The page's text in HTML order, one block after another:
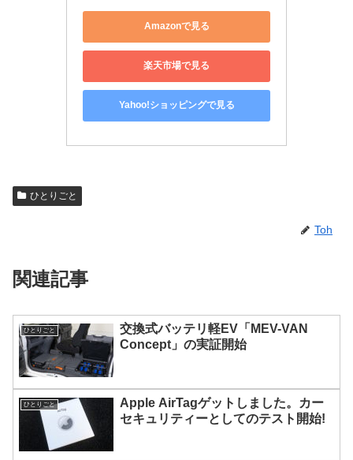
Amazonで見る
楽天市場で見る
Yahoo!ショッピングで見る
ひとりごと
Toh
関連記事
ひとりごと
交換式バッテリ軽EV「MEV-VAN
Concept」の実証開始
ひとりごと
Apple AirTagゲットしました。カー
セキュリティーとしてのテスト開始!